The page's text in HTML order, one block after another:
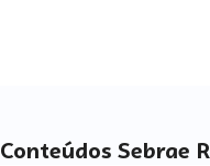
Conteúdos Sebrae